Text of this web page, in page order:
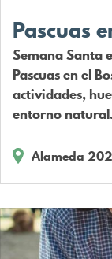
Pascuas
Semana Santa
Pascuas en el
actividades,
entorno
Alameda 202